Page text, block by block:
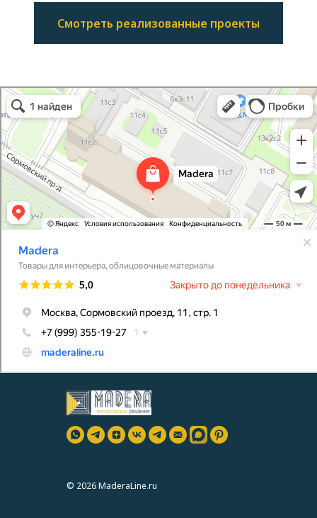
Смотреть реализованные проекты
Madera Interior Line
Товары для интерьера в Москве
Облицовочные материалы в Москве
© 2026 MaderaLine.ru